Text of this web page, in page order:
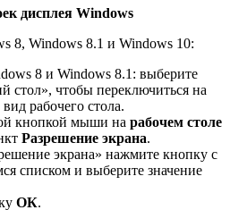
дисплея Windows
8, Windows 8.1 и Windows 10:
8 и Windows 8.1: выберите
стол», чтобы переключиться на
рабочего стола.
кнопкой мыши на рабочем столе
Разрешение экрана.
экрана» нажмите кнопку с
списком и выберите значение
ОК.